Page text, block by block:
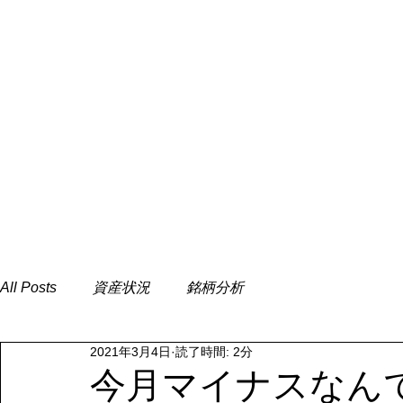
All Posts 資産状況 銘柄分析
今月マイナスなん
2021年3月4日 読了時間: 2分